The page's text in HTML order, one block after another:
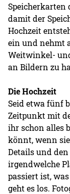
Speicherkarten
damit der
Hochzeit
ein und nehmt
Weitwinkel-
an Bildern zu
Die Hochzeit
Seid etwa fünf
Zeitpunkt mit
ihr schon alles
könnt, wenn
Details und
irgendwelche
passiert ist,
geht es los.